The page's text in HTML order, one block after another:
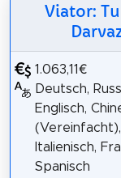
Viator:
1.063,11€
Deutsch,
Englisch,
(Vereinfacht),
Italienisch,
Spanisch